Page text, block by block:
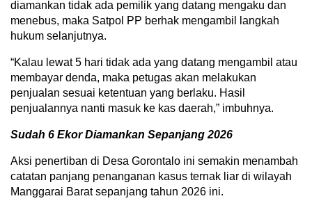
diamankan tidak ada pemilik yang datang mengaku dan
menebus, maka Satpol PP berhak mengambil langkah
hukum selanjutnya.
“Kalau lewat 5 hari tidak ada yang datang mengambil atau
membayar denda, maka petugas akan melakukan
penjualan sesuai ketentuan yang berlaku. Hasil
penjualannya nanti masuk ke kas daerah,” imbuhnya.
Sudah 6 Ekor Diamankan Sepanjang 2026
Aksi penertiban di Desa Gorontalo ini semakin menambah
catatan panjang penanganan kasus ternak liar di wilayah
Manggarai Barat sepanjang tahun 2026 ini.